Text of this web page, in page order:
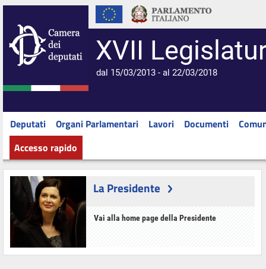
XVII
dal 15/03/2013 - al 22/03/2018
Deputati Organi Parlamentari Lavori Documenti
Accesso rapido
La Presidente
Vai alla home page della Presidente